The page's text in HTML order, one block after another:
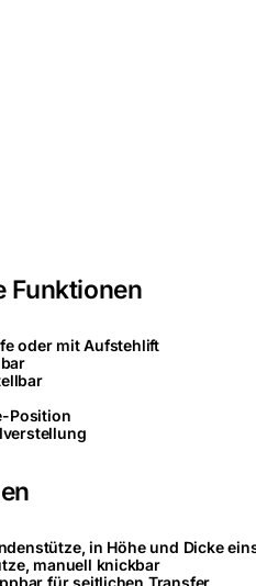
Funktionen
oder mit Aufstehlift
Position
in Höhe und Dicke
manuell knickbar
für seitlichen Transfer